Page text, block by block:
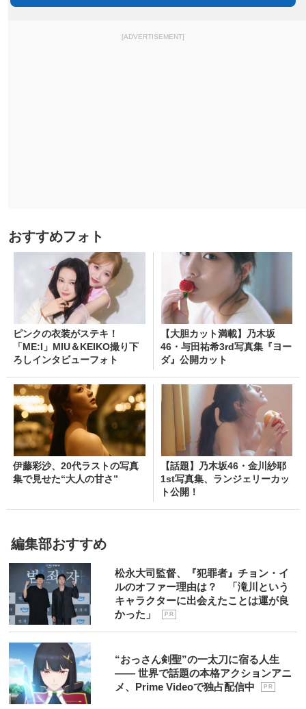
[ADVERTISEMENT]
おすすめフォト
ピンクの衣装がステキ！
「ME:I」MIU＆KEIKO撮り下
ろしインタビューフォト
【大胆カット満載】乃木坂
46・与田祐希3rd写真集『ヨー
ダ』公開カット
伊藤彩沙、20代ラストの写真
集で見せた“大人の甘さ”
【話題】乃木坂46・金川紗耶
1st写真集、ランジェリーカッ
ト公開！
編集部おすすめ
松永大司監督、『犯罪者』チョン・イ
ルのオファー理由は？ 「滝川という
キャラクターに出会えたことは運が良
かった」
P R
“おっさん剣聖”の一太刀に宿る人生
―― 世界で話題の本格アクションアニ
メ、Prime Videoで独占配信中
P R